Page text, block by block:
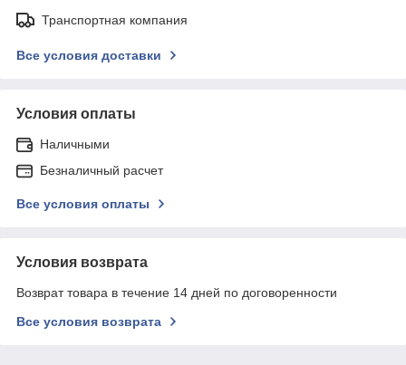
Транспортная компания
Все условия доставки
Условия оплаты
Наличными
Безналичный расчет
Все условия оплаты
Условия возврата
Возврат товара в течение 14 дней по договоренности
Все условия возврата